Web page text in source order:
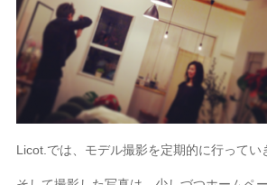
Licot.では、モデル撮影を定期的に行ってい